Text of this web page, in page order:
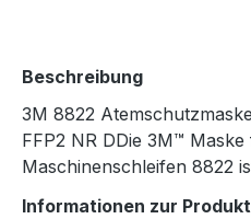
Beschreibung
3M 8822
FFP2 NR DDie 3M™
Maschinenschleifen 8822
Informationen zur